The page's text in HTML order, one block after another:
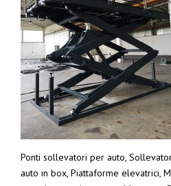
Ponti sollevatori per auto,
auto in box, Piattaforme elevatrici,